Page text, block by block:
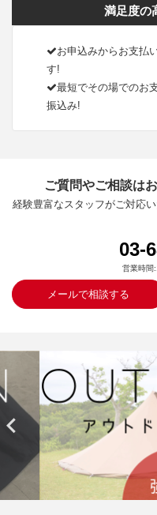
満足度の
お申込みからお支払
す!
最短でその場でのお
振込み!
ご質問やご相談は
経験豊富なスタッフがご対応
03-
営業時間
メールで相談する
